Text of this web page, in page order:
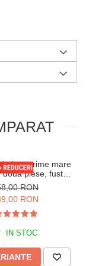
pentru
uscat rufe,
baie marime mare
piese, fusta
scurti floral w110
RON
RON
IN STOC